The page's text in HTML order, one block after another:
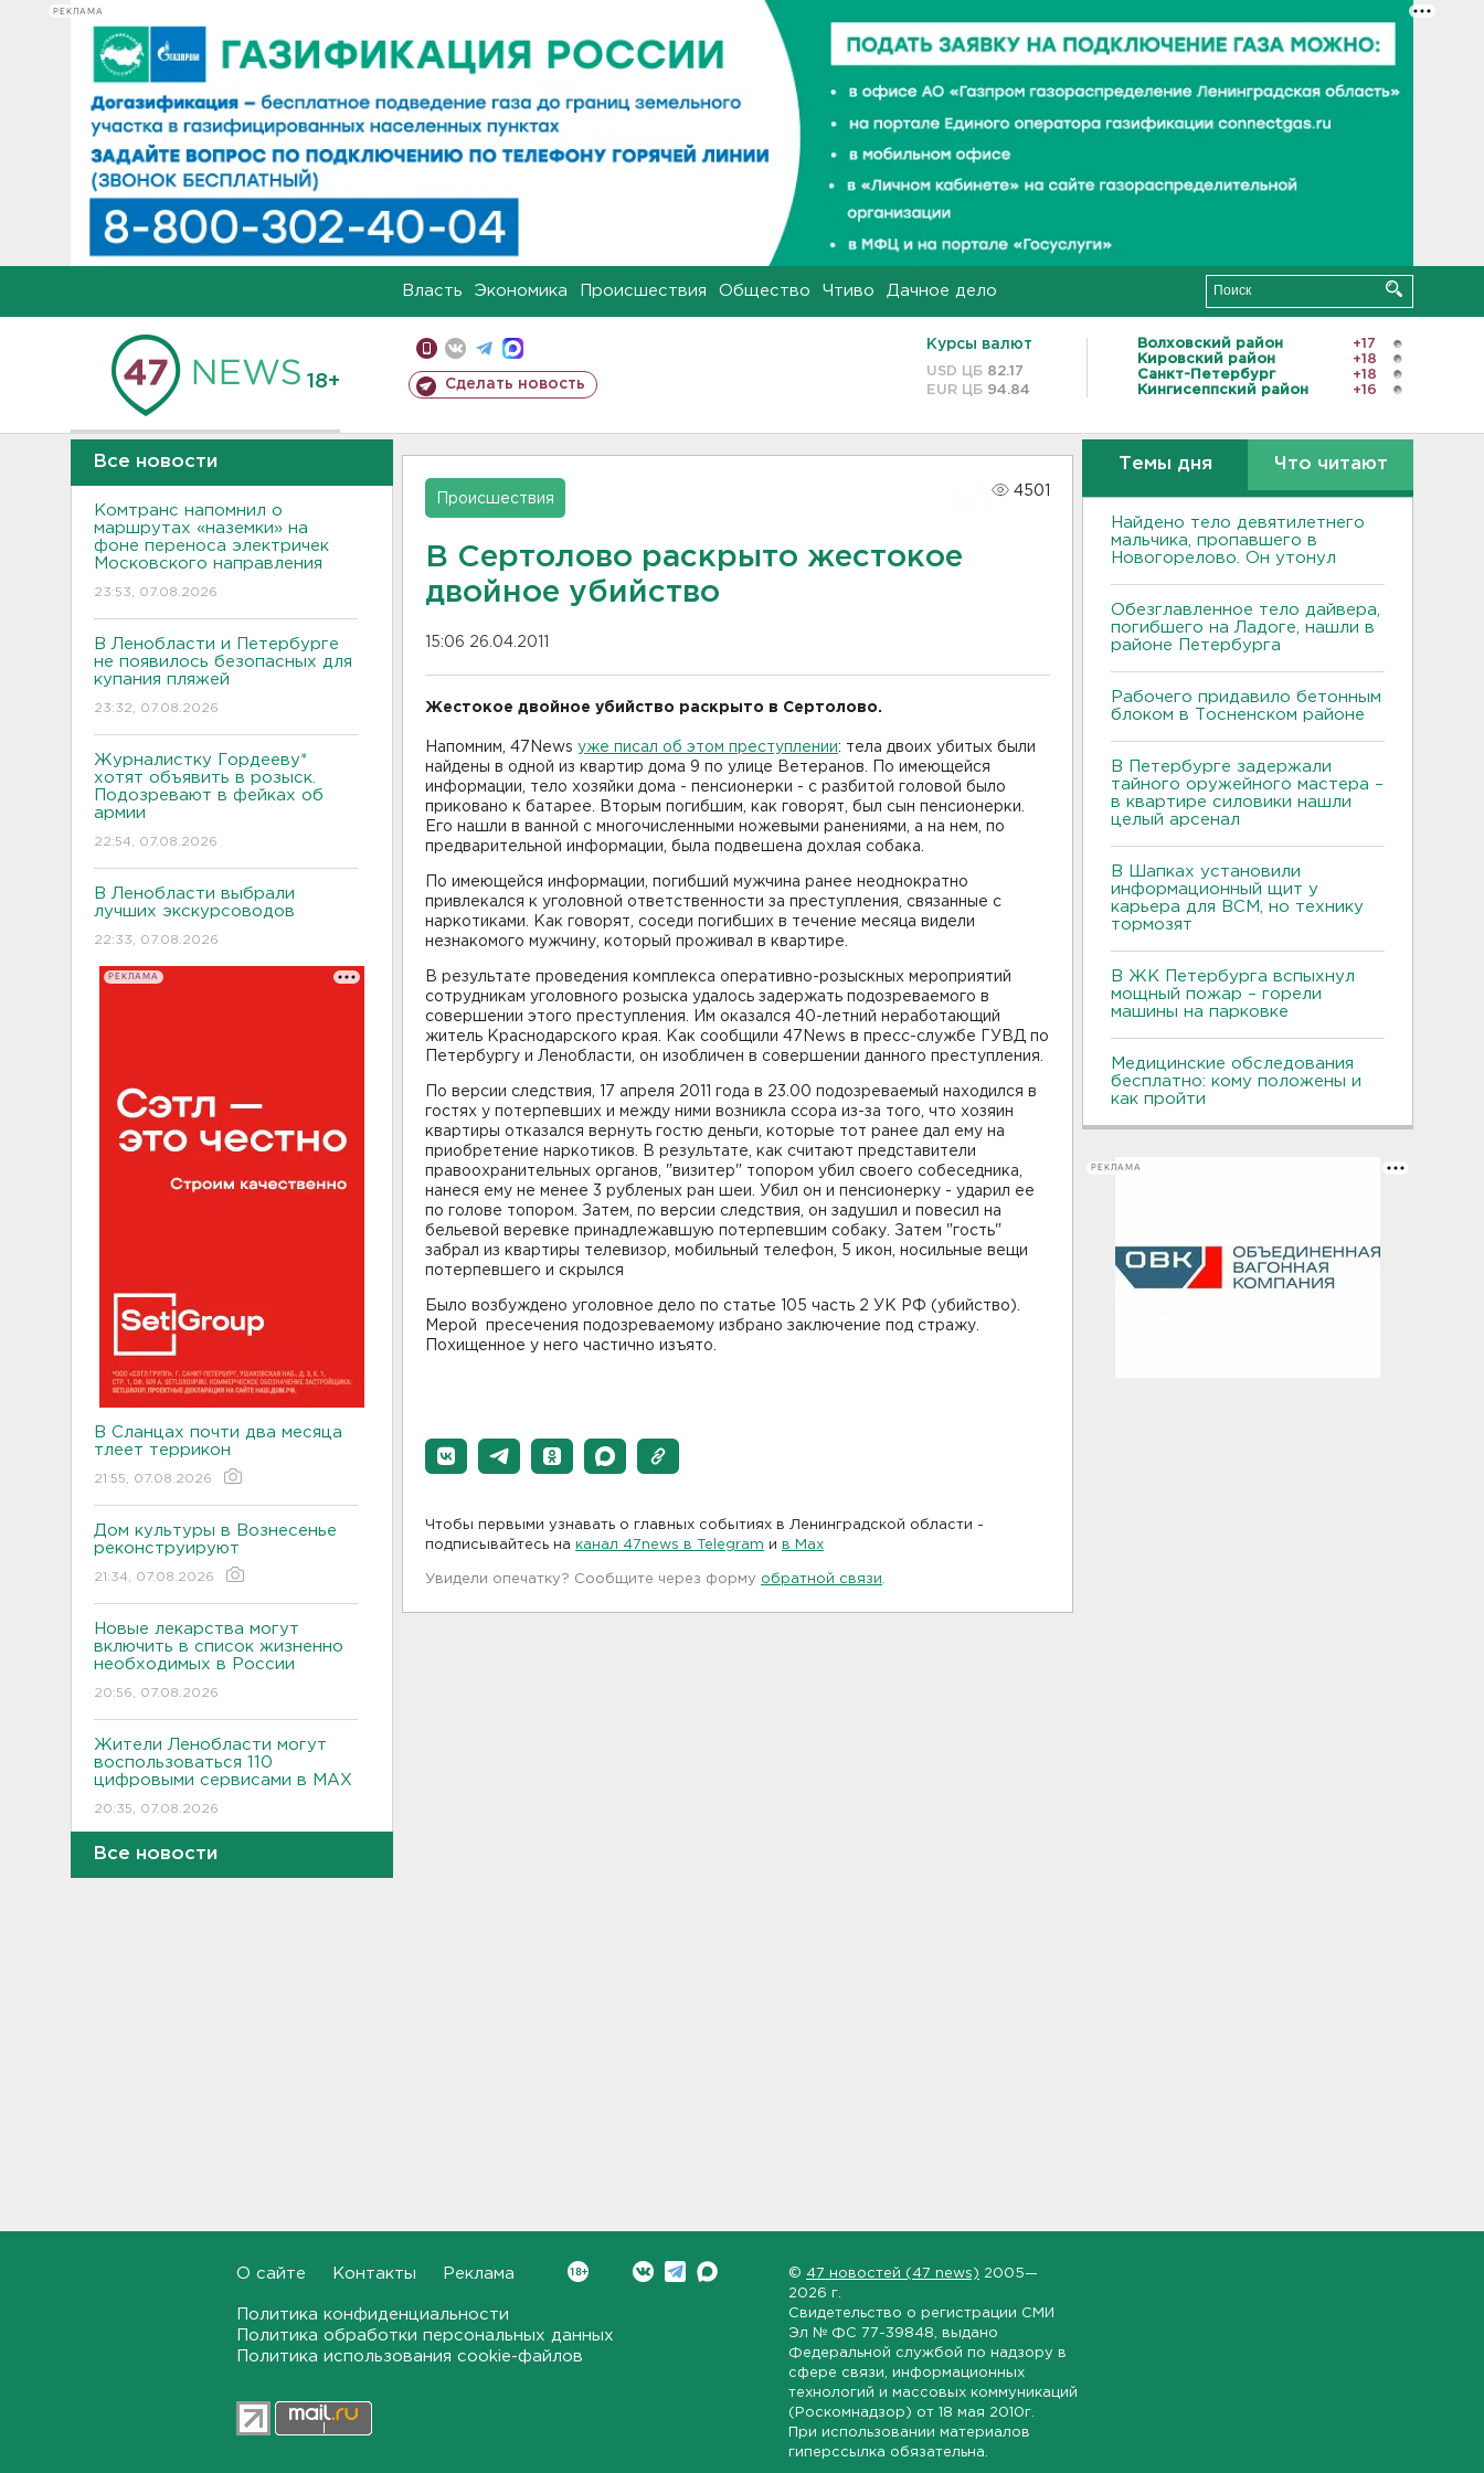
РЕКЛАМА
Власть Экономика Происшествия Общество Чтиво Дачное дело
18+ Сделать новость
Курсы валют
USD ЦБ 82.17
EUR ЦБ 94.84
Волховский район
+17
Кировский район
+18
Санкт-Петербург
+18
Кингисеппский район
+16
Все новости
Комтранс напомнил о
маршрутах «наземки» на
фоне переноса электричек
Московского направления
23:53, 07.08.2026
В Ленобласти и Петербурге
не появилось безопасных для
купания пляжей
23:32, 07.08.2026
Журналистку Гордееву*
хотят объявить в розыск.
Подозревают в фейках об
армии
22:54, 07.08.2026
В Ленобласти выбрали
лучших экскурсоводов
22:33, 07.08.2026
РЕКЛАМА
В Сланцах почти два месяца
тлеет террикон
21:55, 07.08.2026
Дом культуры в Вознесенье
реконструируют
21:34, 07.08.2026
Новые лекарства могут
включить в список жизненно
необходимых в России
20:56, 07.08.2026
Жители Ленобласти могут
воспользоваться 110
цифровыми сервисами в МАХ
20:35, 07.08.2026
Тройняшек выписали из
Ленинградского
Больше десятка человек
утонули в Ленобласти за
Все новости
Происшествия
4501
В Сертолово раскрыто жестокое
двойное убийство
15:06 26.04.2011
Жестокое двойное убийство раскрыто в Сертолово.
Напомним, 47News уже писал об этом преступлении: тела двоих убитых были
найдены в одной из квартир дома 9 по улице Ветеранов. По имеющейся
информации, тело хозяйки дома - пенсионерки - с разбитой головой было
приковано к батарее. Вторым погибшим, как говорят, был сын пенсионерки.
Его нашли в ванной с многочисленными ножевыми ранениями, а на нем, по
предварительной информации, была подвешена дохлая собака.
По имеющейся информации, погибший мужчина ранее неоднократно
привлекался к уголовной ответственности за преступления, связанные с
наркотиками. Как говорят, соседи погибших в течение месяца видели
незнакомого мужчину, который проживал в квартире.
В результате проведения комплекса оперативно-розыскных мероприятий
сотрудникам уголовного розыска удалось задержать подозреваемого в
совершении этого преступления. Им оказался 40-летний неработающий
житель Краснодарского края. Как сообщили 47News в пресс-службе ГУВД по
Петербургу и Ленобласти, он изобличен в совершении данного преступления.
По версии следствия, 17 апреля 2011 года в 23.00 подозреваемый находился в
гостях у потерпевших и между ними возникла ссора из-за того, что хозяин
квартиры отказался вернуть гостю деньги, которые тот ранее дал ему на
приобретение наркотиков. В результате, как считают представители
правоохранительных органов, "визитер" топором убил своего собеседника,
нанеся ему не менее 3 рубленых ран шеи. Убил он и пенсионерку - ударил ее
по голове топором. Затем, по версии следствия, он задушил и повесил на
бельевой веревке принадлежавшую потерпевшим собаку. Затем "гость"
забрал из квартиры телевизор, мобильный телефон, 5 икон, носильные вещи
потерпевшего и скрылся
Было возбуждено уголовное дело по статье 105 часть 2 УК РФ (убийство).
Мерой пресечения подозреваемому избрано заключение под стражу.
Похищенное у него частично изъято.
Чтобы первыми узнавать о главных событиях в Ленинградской области -
подписывайтесь на канал 47news в Telegram и в Maх
Увидели опечатку? Сообщите через форму обратной связи
Темы дня Что читают
Найдено тело девятилетнего
мальчика, пропавшего в
Новогорелово. Он утонул
Обезглавленное тело дайвера,
погибшего на Ладоге, нашли в
районе Петербурга
Рабочего придавило бетонным
блоком в Тосненском районе
В Петербурге задержали
тайного оружейного мастера –
в квартире силовики нашли
целый арсенал
В Шапках установили
информационный щит у
карьера для ВСМ, но технику
тормозят
В ЖК Петербурга вспыхнул
мощный пожар – горели
машины на парковке
Медицинские обследования
бесплатно: кому положены и
как пройти
РЕКЛАМА
О сайте Контакты Реклама
Политика конфиденциальности
Политика обработки персональных данных
Политика использования cookie-файлов
© 47 новостей (47 news) 2005—
2026 г.
Свидетельство о регистрации СМИ
Эл № ФС 77-39848 , выдано
Федеральной службой по надзору в
сфере связи, информационных
технологий и массовых коммуникаций
(Роскомнадзор) от 18 мая 2010г.
При использовании материалов
гиперссылка обязательна.